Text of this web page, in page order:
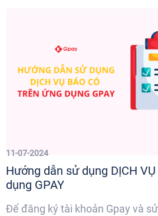
11-07-2024
Hướng dẫn sử dụng DỊCH
dụng GPAY
Để đăng ký tài khoản Gpay và